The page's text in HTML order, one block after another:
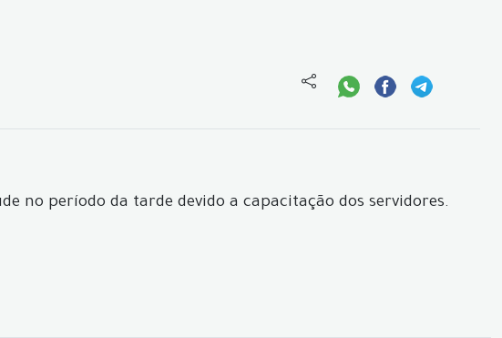
no período da tarde devido a capacitação dos servidores.